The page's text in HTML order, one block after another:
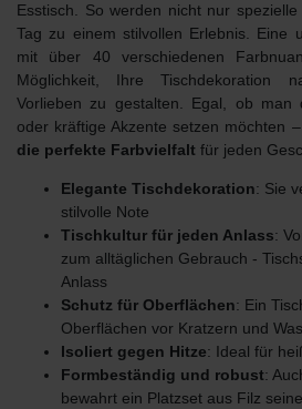
Esstisch. So werden nicht nur
Tag zu einem stilvollen Erlebnis. Eine
mit über 40 verschiedenen
Möglichkeit, Ihre Tischdekoration
Vorlieben zu gestalten. Egal, ob man
oder kräftige Akzente setzen möchten
die perfekte Farbvielfalt für jeden
Elegante Tischdekoration: Sie
stilvolle Note
Tischkultur für jeden Anlass:
zum alltäglichen Gebrauch -
Anlass
Schutz für Oberflächen: Ein
Oberflächen vor Kratzern und
Isoliert gegen Hitze: Ideal für
Formbeständig und robust:
bewahrt ein Platzset aus Filz